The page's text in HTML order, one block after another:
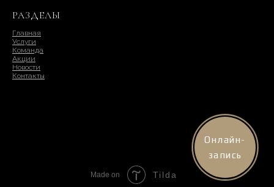
РАЗДЕЛЫ
Главная
Услуги
Команда
Акции
Новости
Контакты
Онлайн-
запись
Made on Tilda